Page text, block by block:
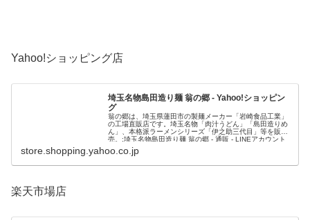
Yahoo!ショッピング店
埼玉名物島田造り麺 翁の郷 - Yahoo!ショッピン
グ
翁の郷は、埼玉県蓮田市の製麺メーカー「岩崎食品工業」
の工場直販店です。埼玉名物「肉汁うどん」「島田造りめ
ん」、本格派ラーメンシリーズ「伊之助三代目」等を販
売。:埼玉名物島田造り麺 翁の郷 - 通販 - LINEアカウント
連携でPayPayポイント毎日5%（上限あり）Yahoo!ショッ
ピング
store.shopping.yahoo.co.jp
楽天市場店